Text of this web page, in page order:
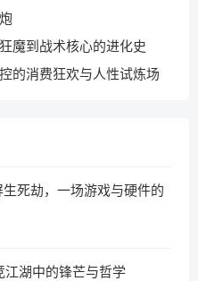
魔到战术核心的进化史
的消费狂欢与人性试炼场
死劫，一场游戏与硬件的
江湖中的锋芒与哲学